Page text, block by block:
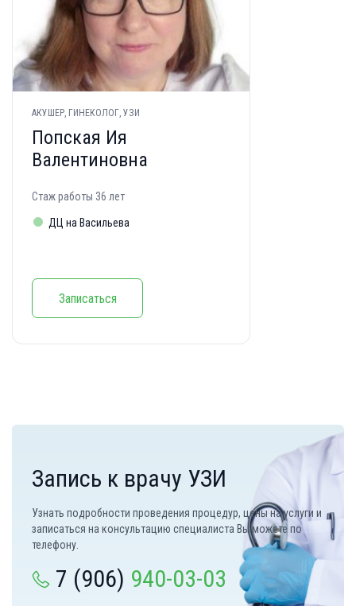
АКУШЕР, ГИНЕКОЛОГ, УЗИ
Попская Ия
Валентиновна
Стаж работы 36 лет
ДЦ на Васильева
Записаться
Запись к врачу УЗИ
Узнать подробности проведения процедур, цены на услуги и
записаться на консультацию специалиста Вы можете по
телефону.
7 (906) 940-03-03